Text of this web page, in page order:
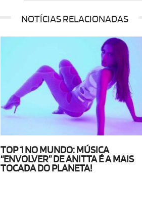
NOTÍCIAS RELACIONADAS
TOP 1 NO MUNDO: MÚSICA
“ENVOLVER” DE ANITTA É A MAIS
TOCADA DO PLANETA!